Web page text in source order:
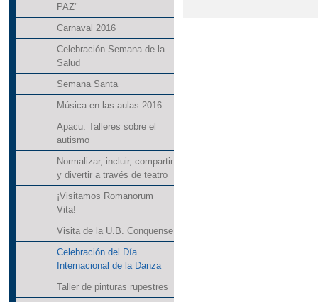
PAZ"
Carnaval 2016
Celebración Semana de la
Salud
Semana Santa
Música en las aulas 2016
Apacu. Talleres sobre el
autismo
Normalizar, incluir, compartir
y divertir a través de teatro
¡Visitamos Romanorum
Vita!
Visita de la U.B. Conquense
Celebración del Día
Internacional de la Danza
Taller de pinturas rupestres